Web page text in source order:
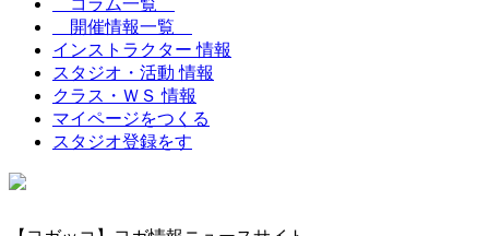
コラム一覧
開催情報一覧
インストラクター 情報
スタジオ・活動 情報
クラス・ＷＳ 情報
マイページをつくる
スタジオ登録をす